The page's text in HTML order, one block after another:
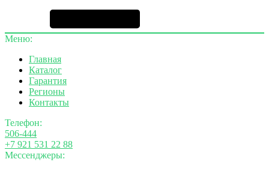
Меню:
Главная
Каталог
Гарантия
Регионы
Контакты
Телефон:
506-444
+7 921 531 22 88
Мессенджеры: